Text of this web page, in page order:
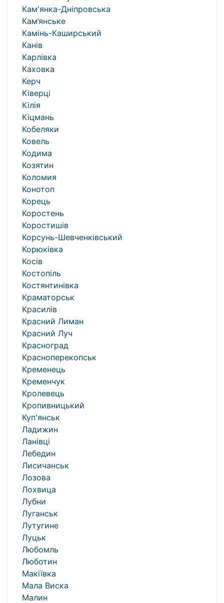
Кам'янка-Дніпровська
Кам’янське
Камінь-Каширський
Канів
Карлівка
Каховка
Керч
Ківерці
Кілія
Кіцмань
Кобеляки
Ковель
Кодима
Козятин
Коломия
Конотоп
Корець
Коростень
Коростишів
Корсунь-Шевченківський
Корюківка
Косів
Костопіль
Костянтинівка
Краматорськ
Красилів
Красний Лиман
Красний Луч
Красноград
Красноперекопськ
Кременець
Кременчук
Кролевець
Кропивницький
Куп'янськ
Ладижин
Ланівці
Лебедин
Лисичанськ
Лозова
Лохвица
Лубни
Луганськ
Лутугине
Луцьк
Любомль
Люботин
Макіївка
Мала Виска
Малин